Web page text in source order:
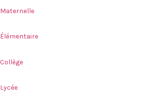
Maternelle
Élémentaire
Collège
Lycée